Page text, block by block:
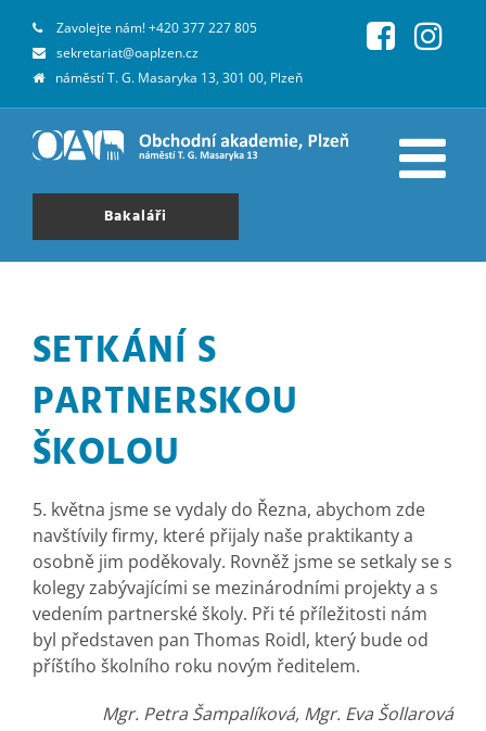
Zavolejte nám!+420 377 227 805
sekretariat@oaplzen.cz
náměstí T. G. Masaryka 13, 301 00, Plzeň
Bakaláři
SETKÁNÍ S
PARTNERSKOU
ŠKOLOU
5. května jsme se vydaly do Řezna, abychom zde
navštívily firmy, které přijaly naše praktikanty a
osobně jim poděkovaly. Rovněž jsme se setkaly se s
kolegy zabývajícími se mezinárodními projekty a s
vedením partnerské školy. Při té příležitosti nám
byl představen pan Thomas Roidl, který bude od
příštího školního roku novým ředitelem.
Mgr. Petra Šampalíková, Mgr. Eva Šollarová